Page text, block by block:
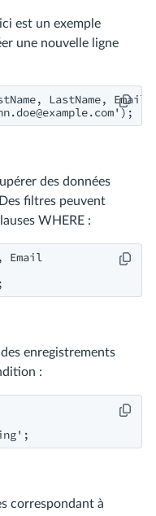
est un exemple
une nouvelle ligne
LastName, Email)
');
des données
filtres peuvent
WHERE :
Email
enregistrements
:
correspondant à